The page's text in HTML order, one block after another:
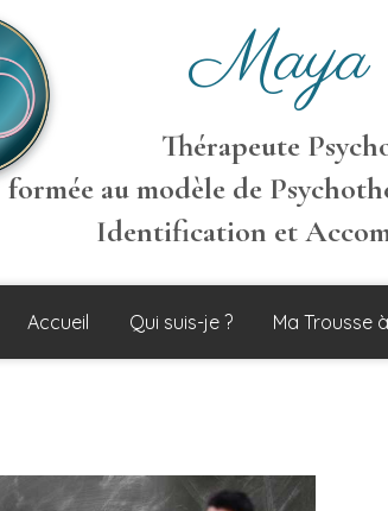
Maya
Thérapeute
formée au modèle de
Identification et
Accueil Qui suis-je ? Ma Trousse